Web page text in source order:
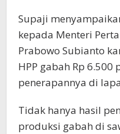
Supaji
kepada Menteri
Prabowo Subianto
HPP gabah Rp
penerapannya di
Tidak hanya hasil
produksi gabah di